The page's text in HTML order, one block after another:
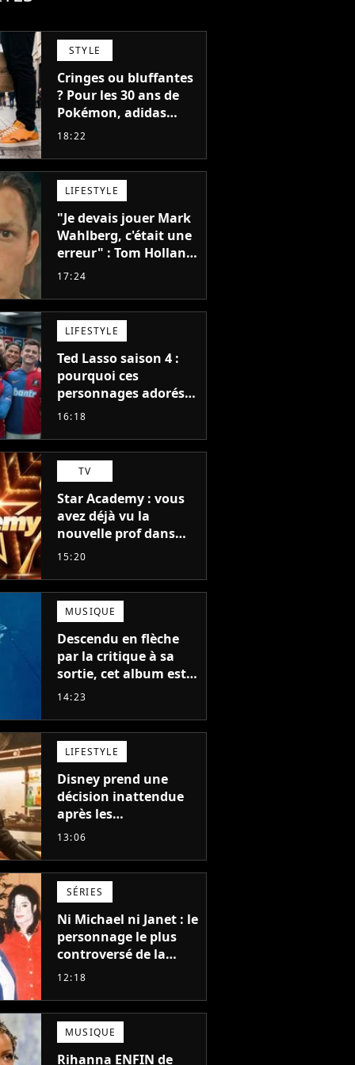
STYLE
Cringes ou bluffantes
? Pour les 30 ans de
Pokémon, adidas
dévoile une énorme
et je ne sais pas quoi
en penser
18:22
LIFESTYLE
"Je devais jouer Mark
Wahlberg, c'était une
erreur" : Tom Holland,
la star de Spider-Man,
blockbuster
17:24
LIFESTYLE
Ted Lasso saison 4 :
pourquoi ces
personnages adorés
des fans ne sont pas
16:18
TV
Star Academy : vous
avez déjà vu la
nouvelle prof dans
The Voice et aux
15:20
MUSIQUE
Descendu en flèche
par la critique à sa
sortie, cet album est
en train de devenir le
auteur
14:23
LIFESTYLE
Disney prend une
décision inattendue
après les
"performances
et The Mandalorian &
Grogu au box-office
13:06
SÉRIES
Ni Michael ni Janet : le
personnage le plus
controversé de la
famille Jackson va
propre série
12:18
MUSIQUE
Rihanna ENFIN de